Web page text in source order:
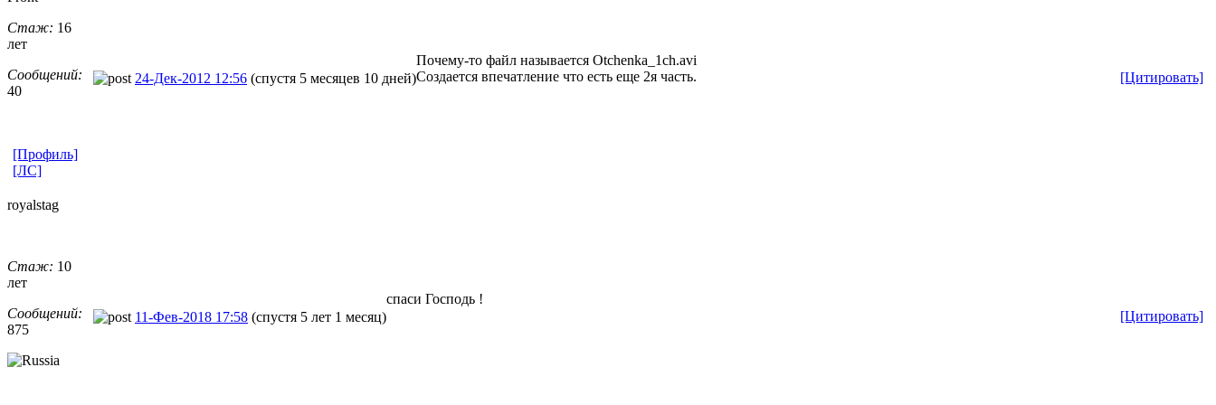
Стаж: 16
лет
Сообщений:
40
24-Дек-2012 12:56 (спустя 5 месяцев 10 дней) [Цитировать]
Почему-то файл называется Otchenka_1ch.avi
Создается впечатление что есть еще 2я часть.
[Профиль]
[ЛС]
royalstag
Стаж: 10
лет
Сообщений:
875
11-Фев-2018 17:58 (спустя 5 лет 1 месяц) [Цитировать]
спаси Господь !